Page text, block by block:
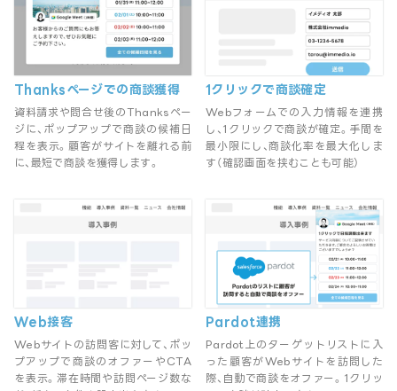
Thanksページでの商談獲得
資料請求や問合せ後のThanksペー
ジに、ポップアップで商談の候補日
程を表示。顧客がサイトを離れる前
に、最短で商談を獲得します。
1クリックで商談確定
Webフォームでの入力情報を連携
し、1クリックで商談が確定。手間を
最小限にし、商談化率を最大化しま
す（確認画面を挟むことも可能）
Web接客
Webサイトの訪問客に対して、ポッ
プアップで商談のオファーやCTA
を表示。滞在時間や訪問ページ数な
Pardot連携
Pardot上のターゲットリストに入
った顧客がWebサイトを訪問した
際、自動で商談をオファー。1クリッ